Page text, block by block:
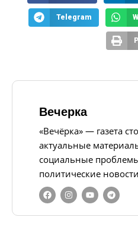
Telegram
Вечерка
«Вечёрка» — газета
актуальные
социальные
политические новости